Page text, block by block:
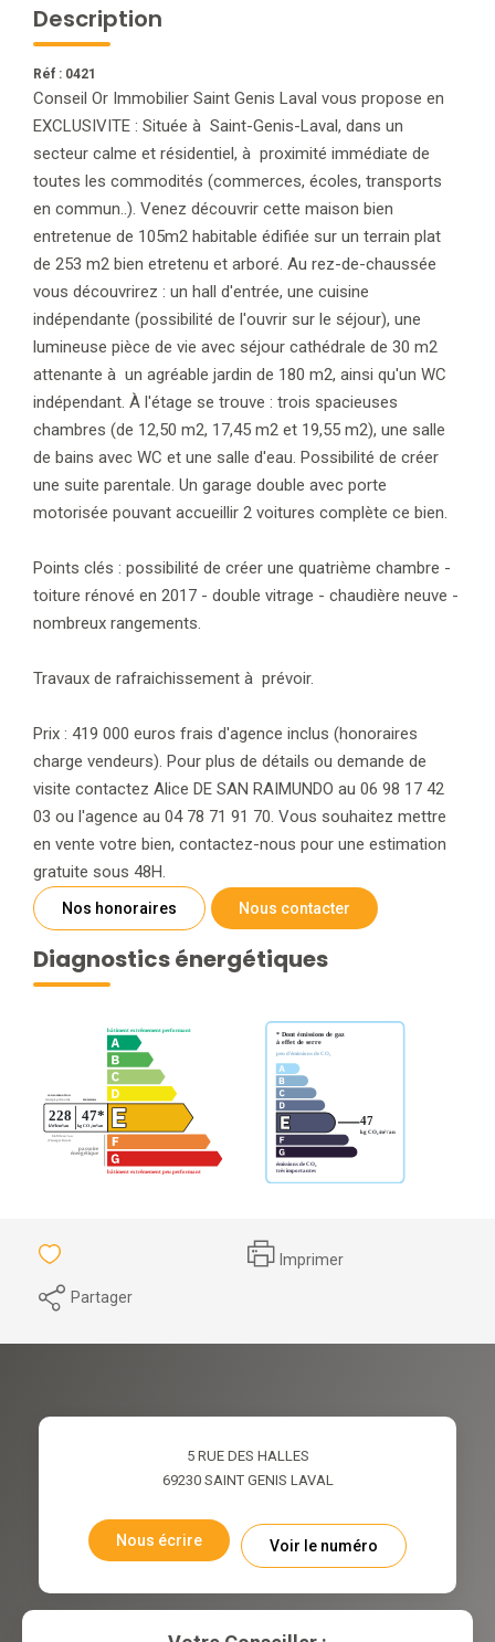
Description
Réf : 0421
Conseil Or Immobilier Saint Genis Laval vous propose en
EXCLUSIVITE : Située à Saint-Genis-Laval, dans un
secteur calme et résidentiel, à proximité immédiate de
toutes les commodités (commerces, écoles, transports
en commun..). Venez découvrir cette maison bien
entretenue de 105m2 habitable édifiée sur un terrain plat
de 253 m2 bien etretenu et arboré. Au rez-de-chaussée
vous découvrirez : un hall d'entrée, une cuisine
indépendante (possibilité de l'ouvrir sur le séjour), une
lumineuse pièce de vie avec séjour cathédrale de 30 m2
attenante à un agréable jardin de 180 m2, ainsi qu'un WC
indépendant. À l'étage se trouve : trois spacieuses
chambres (de 12,50 m2, 17,45 m2 et 19,55 m2), une salle
de bains avec WC et une salle d'eau. Possibilité de créer
une suite parentale. Un garage double avec porte
motorisée pouvant accueillir 2 voitures complète ce bien.
Points clés : possibilité de créer une quatrième chambre -
toiture rénové en 2017 - double vitrage - chaudière neuve -
nombreux rangements.
Travaux de rafraichissement à prévoir.
Prix : 419 000 euros frais d'agence inclus (honoraires
charge vendeurs). Pour plus de détails ou demande de
visite contactez Alice DE SAN RAIMUNDO au 06 98 17 42
03 ou l'agence au 04 78 71 91 70. Vous souhaitez mettre
en vente votre bien, contactez-nous pour une estimation
gratuite sous 48H.
Nos honoraires Nous contacter
Diagnostics énergétiques
Imprimer
Partager
5 RUE DES HALLES
69230 SAINT GENIS LAVAL
Nous écrire Voir le numéro